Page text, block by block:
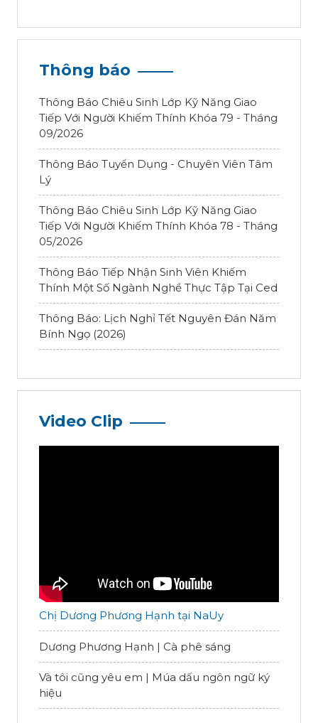
Thông báo
Thông Báo Chiêu Sinh Lớp Kỹ Năng Giao
Tiếp Với Người Khiếm Thính Khóa 79 - Tháng
09/2026
Thông Báo Tuyển Dụng - Chuyên Viên Tâm
Lý
Thông Báo Chiêu Sinh Lớp Kỹ Năng Giao
Tiếp Với Người Khiếm Thính Khóa 78 - Tháng
05/2026
Thông Báo Tiếp Nhận Sinh Viên Khiếm
Thính Một Số Ngành Nghề Thực Tập Tại Ced
Thông Báo: Lịch Nghỉ Tết Nguyên Đán Năm
Bính Ngọ (2026)
Video Clip
Chị Dương Phương Hạnh tại NaUy
Dương Phương Hạnh | Cà phê sáng
Và tôi cũng yêu em | Múa dấu ngôn ngữ ký
hiệu